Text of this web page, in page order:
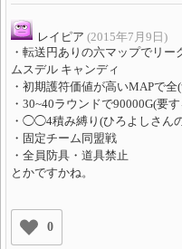
レイピア (2015年7月9日)
・転送円ありの六マップでリー
ムスデル キャンディ
・初期護符価値が高いMAPで
・30~40ラウンドで90000G(要
・◯◯4積み縛り(ひろよしさん
・固定チーム同盟戦
・全員防具・道具禁止
とかですかね。
0